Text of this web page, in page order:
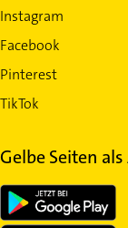
Instagram
Facebook
Pinterest
TikTok
Gelbe Seiten